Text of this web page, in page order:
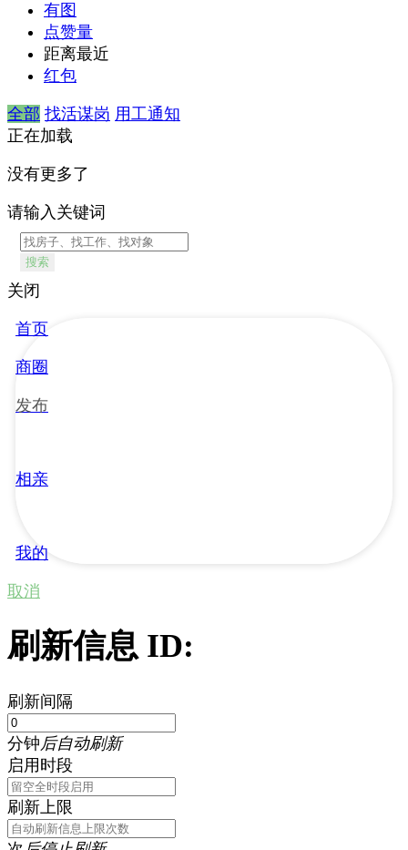
有图
点赞量
距离最近
红包
全部 找活谋岗 用工通知
正在加载
没有更多了
请输入关键词
搜索
关闭
首页
商圈
发布
相亲
我的
取消
刷新信息 ID:
刷新间隔
分钟后自动刷新
启用时段
刷新上限